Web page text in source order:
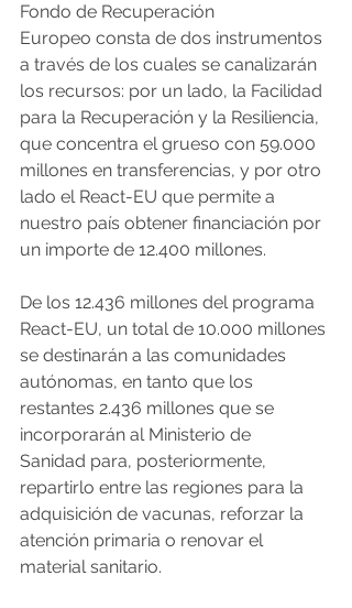
Fondo de Recuperación
Europeo consta de dos instrumentos
a través de los cuales se canalizarán
los recursos: por un lado, la Facilidad
para la Recuperación y la Resiliencia,
que concentra el grueso con 59.000
millones en transferencias, y por otro
lado el React-EU que permite a
nuestro país obtener financiación por
un importe de 12.400 millones.
De los 12.436 millones del programa
React-EU, un total de 10.000 millones
se destinarán a las comunidades
autónomas, en tanto que los
restantes 2.436 millones que se
incorporarán al Ministerio de
Sanidad para, posteriormente,
repartirlo entre las regiones para la
adquisición de vacunas, reforzar la
atención primaria o renovar el
material sanitario.